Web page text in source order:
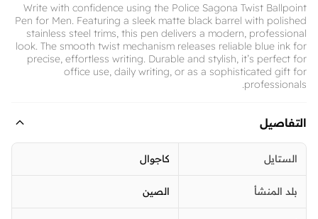
Write with confidence using the Police Sagona Twist Ballpoint
Pen for Men. Featuring a sleek matte black barrel with polished
stainless steel trims, this pen delivers a modern, professional
look. The smooth twist mechanism releases reliable blue ink for
precise, effortless writing. Durable and stylish, it’s perfect for
office use, daily writing, or as a sophisticated gift for
professionals.
التفاصيل
الستايل كاجوال
بلد المنشأ الصين